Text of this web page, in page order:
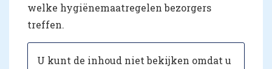
welke hygiënemaatregelen bezorgers
treffen.
U kunt de inhoud niet bekijken omdat u